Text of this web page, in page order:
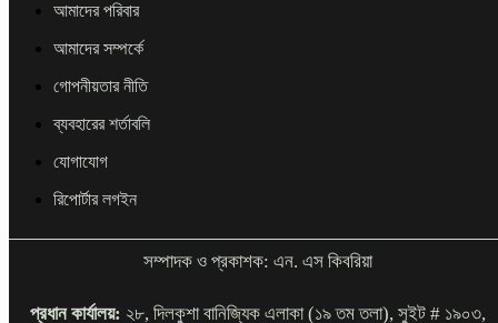
আমাদের পরিবার
আমাদের সম্পর্কে
গোপনীয়তার নীতি
ব্যবহারের শর্তাবলি
যোগাযোগ
রিপোর্টার লগইন
সম্পাদক ও প্রকাশক: এন. এস কিবরিয়া
প্রধান কার্যালয়: ২৮, দিলকুশা বানিজ্যিক এলাকা (১৯ তম তলা), সুইট # ১৯০৩,